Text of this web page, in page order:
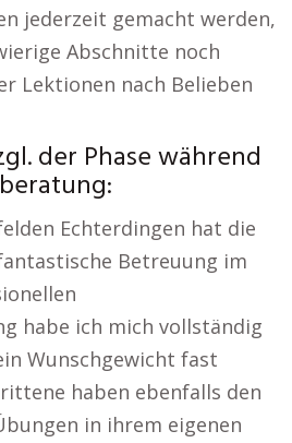
jederzeit gemacht werden,
Abschnitte noch
Lektionen nach Belieben
der Phase während
Echterdingen hat die
Betreuung im
habe ich mich vollständig
Wunschgewicht fast
haben ebenfalls den
in ihrem eigenen